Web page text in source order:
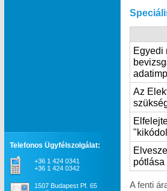
Egyedi
Az
pótlása
A fenti
Telefonos Ügyfélszolgálat:
+36 1 424 0341
+36 1 424 0342
1507 Budapest Pf. 65